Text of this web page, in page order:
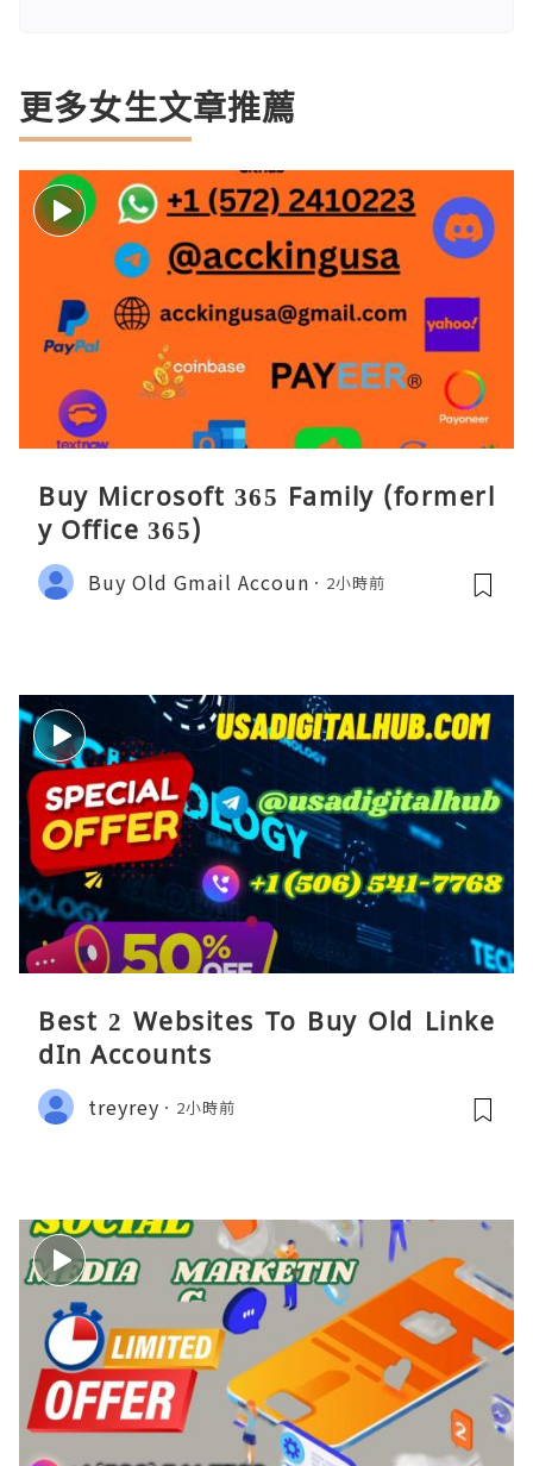
更多女生文章推薦
Buy Microsoft 365 Family (formerl
y Office 365)
Buy Old Gmail Accoun 2小時前
Best 2 Websites To Buy Old Linke
dIn Accounts
treyrey 2小時前